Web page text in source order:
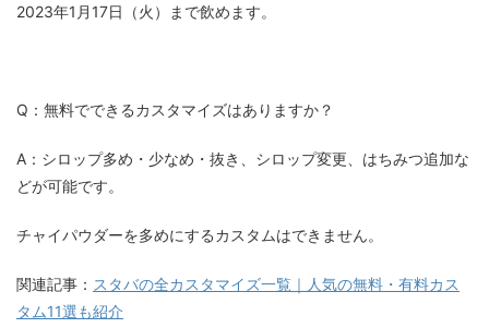
2023年1月17日（火）まで飲めます。
Q：無料でできるカスタマイズはありますか？
A：シロップ多め・少なめ・抜き、シロップ変更、はちみつ追加な
どが可能です。
チャイパウダーを多めにするカスタムはできません。
関連記事： スタバの全カスタマイズ一覧｜人気の無料・有料カス
タム11選も紹介